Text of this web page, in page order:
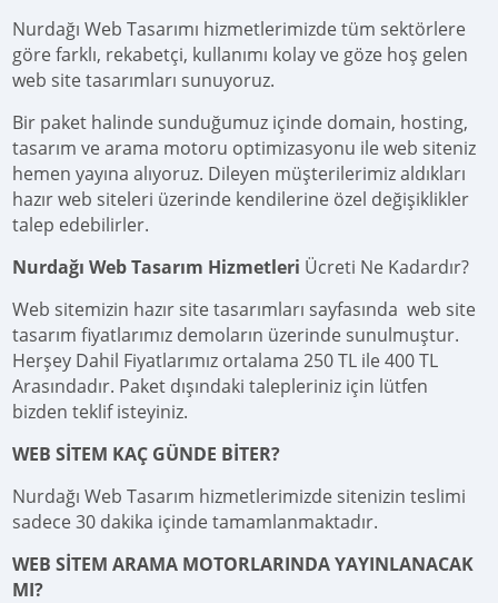
Nurdağı Web Tasarımı hizmetlerimizde tüm sektörlere
göre farklı, rekabetçi, kullanımı kolay ve göze hoş gelen
web site tasarımları sunuyoruz.
Bir paket halinde sunduğumuz içinde domain, hosting,
tasarım ve arama motoru optimizasyonu ile web siteniz
hemen yayına alıyoruz. Dileyen müşterilerimiz aldıkları
hazır web siteleri üzerinde kendilerine özel değişiklikler
talep edebilirler.
Nurdağı Web Tasarım Hizmetleri Ücreti Ne Kadardır?
Web sitemizin hazır site tasarımları sayfasında web site
tasarım fiyatlarımız demoların üzerinde sunulmuştur.
Herşey Dahil Fiyatlarımız ortalama 250 TL ile 400 TL
Arasındadır. Paket dışındaki talepleriniz için lütfen
bizden teklif isteyiniz.
WEB SİTEM KAÇ GÜNDE BİTER?
Nurdağı Web Tasarım hizmetlerimizde sitenizin teslimi
sadece 30 dakika içinde tamamlanmaktadır.
WEB SİTEM ARAMA MOTORLARINDA YAYINLANACAK
MI?